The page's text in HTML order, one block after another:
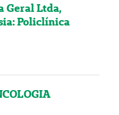
Geral Ltda,
Policlínica